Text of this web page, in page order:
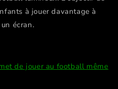
à jouer davantage à
écran.
de jouer au football même